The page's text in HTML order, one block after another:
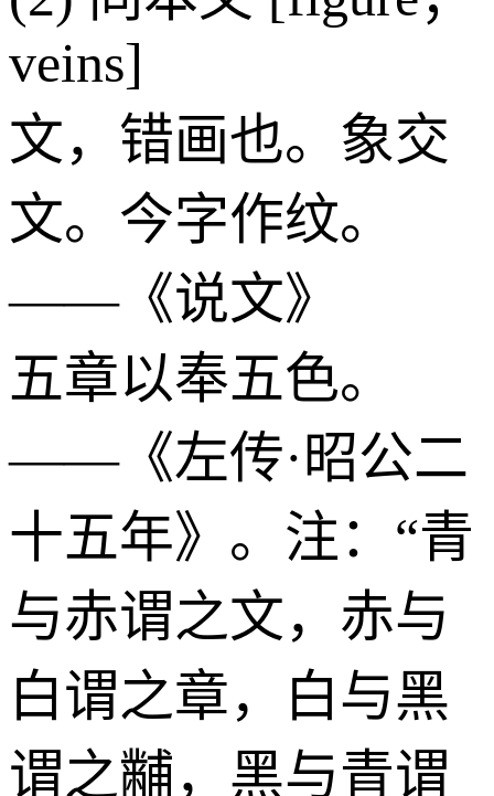
veins]
文，错画也。象交
文。今字作纹。
——《说文》
五章以奉五色。
——《左传·昭公二
十五年》。注：“青
与赤谓之文，赤与
白谓之章，白与黑
谓之黼，黑与青谓